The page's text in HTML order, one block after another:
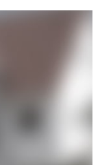
die